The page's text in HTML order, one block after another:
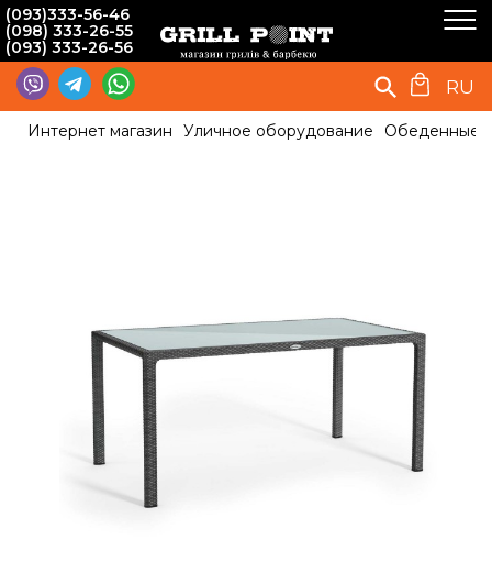
(093)333-56-46
(098) 333-26-55
(093) 333-26-56
RU
Интернет магазин Уличное оборудование Обеденные